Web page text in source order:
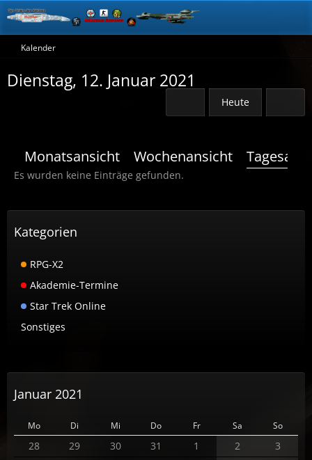
Kalender
Dienstag, 12. Januar 2021
Heute
Monatsansicht Wochenansicht
Es wurden keine Einträge gefunden.
Kategorien
RPG-X2
Akademie-Termine
Star Trek Online
Sonstiges
Januar 2021
Mo Di Mi Do Fr Sa So
28 29 30 31 1 2
3